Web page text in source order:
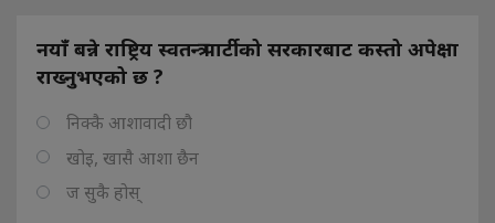
नयाँ बन्ने राष्ट्रिय स्वतन्त्र पार्टीको सरकारबाट कस्तो अपेक्षा
राख्नुभएको छ ?
निक्कै आशावादी छौ
खोइ, खासै आशा छैन
ज सुकै होस्